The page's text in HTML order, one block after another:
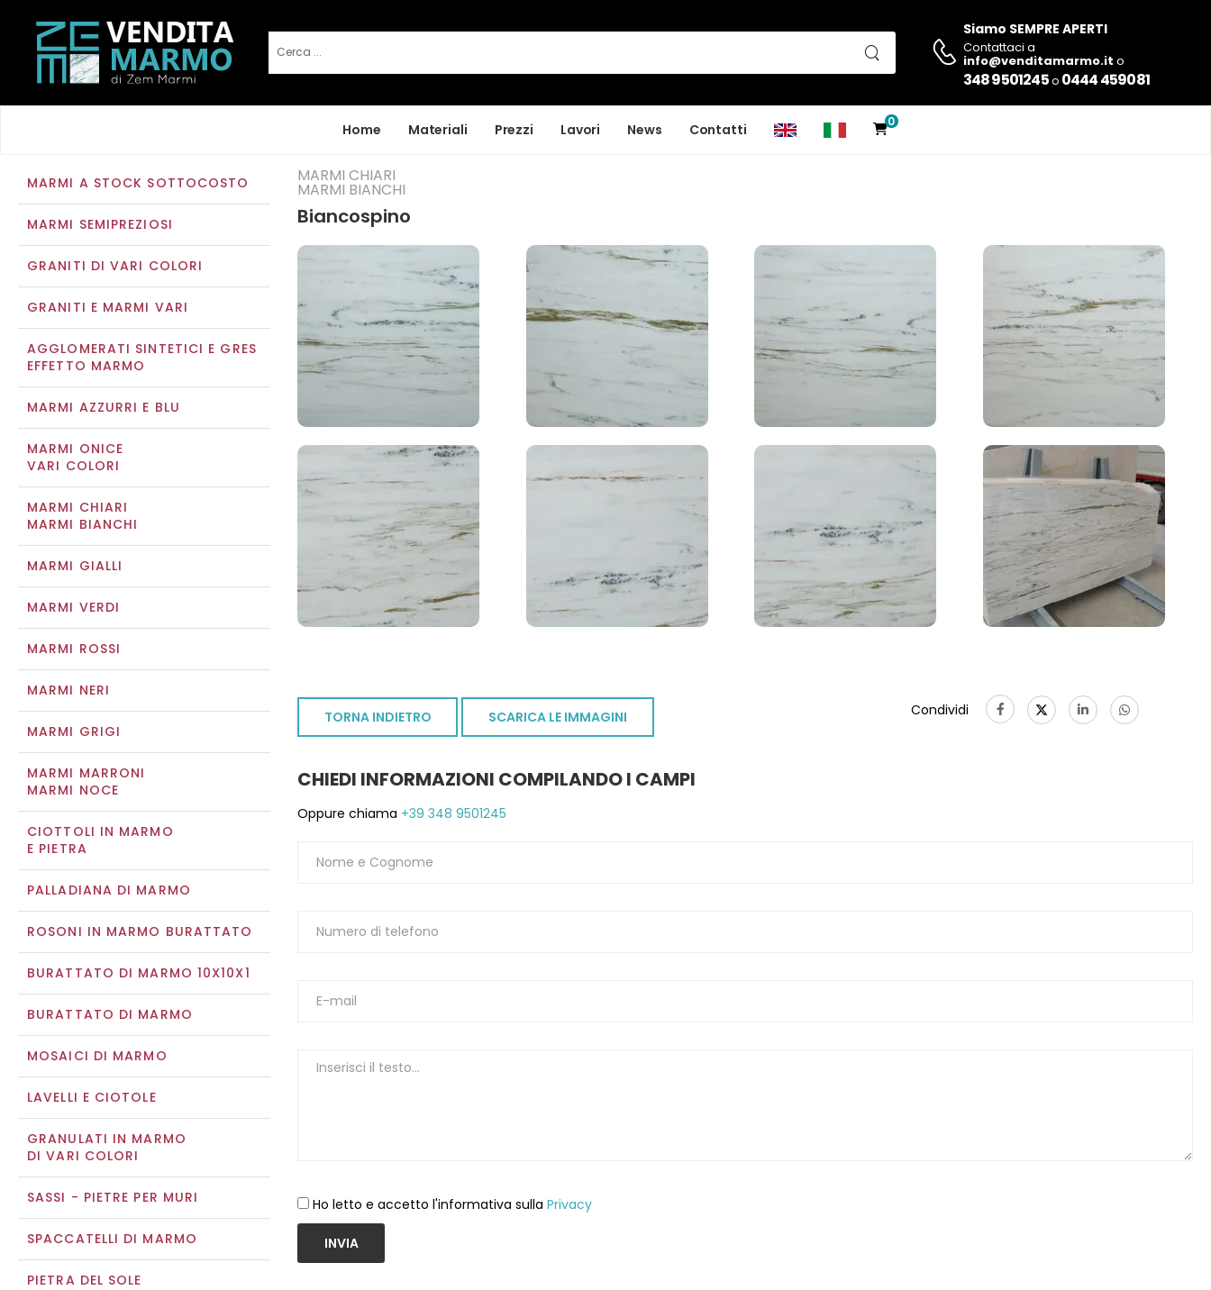
Siamo SEMPRE APERTI
Contattaci a
info@venditamarmo.it o
348 9501245o 0444 459081
Home Materiali Prezzi Lavori News Contatti 0
MARMI A STOCK SOTTOCOSTO
MARMI SEMIPREZIOSI
GRANITI DI VARI COLORI
GRANITI E MARMI VARI
AGGLOMERATI SINTETICI E GRES
EFFETTO MARMO
MARMI AZZURRI E BLU
MARMI ONICE
VARI COLORI
MARMI CHIARI
MARMI BIANCHI
MARMI GIALLI
MARMI VERDI
MARMI ROSSI
MARMI NERI
MARMI GRIGI
MARMI MARRONI
MARMI NOCE
CIOTTOLI IN MARMO
E PIETRA
PALLADIANA DI MARMO
ROSONI IN MARMO BURATTATO
BURATTATO DI MARMO 10X10X1
BURATTATO DI MARMO
MOSAICI DI MARMO
LAVELLI E CIOTOLE
GRANULATI IN MARMO
DI VARI COLORI
SASSI - PIETRE PER MURI
SPACCATELLI DI MARMO
PIETRA DEL SOLE
MARMI CHIARI
MARMI BIANCHI
Biancospino
TORNA INDIETRO SCARICA LE IMMAGINI Condividi
CHIEDI INFORMAZIONI COMPILANDO I CAMPI
Oppure chiama +39 348 9501245
Ho letto e accetto l'informativa sulla Privacy
INVIA